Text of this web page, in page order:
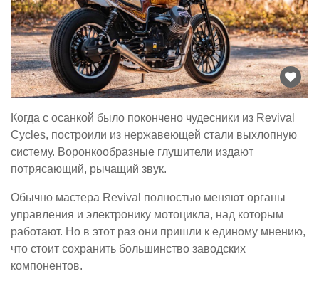
Когда с осанкой было покончено чудесники из Revival
Cycles, построили из нержавеющей стали выхлопную
систему. Воронкообразные глушители издают
потрясающий, рычащий звук.
Обычно мастера Revival полностью меняют органы
управления и электронику мотоцикла, над которым
работают. Но в этот раз они пришли к единому мнению,
что стоит сохранить большинство заводских
компонентов.